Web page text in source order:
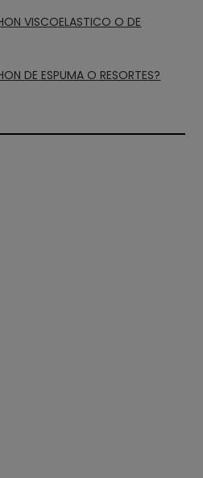
VISCOELASTICO O DE
DE ESPUMA O RESORTES?